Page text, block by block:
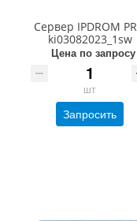
Сервер IPDROM
ki03082023_1sw
Цена по запросу
шт
Запросить